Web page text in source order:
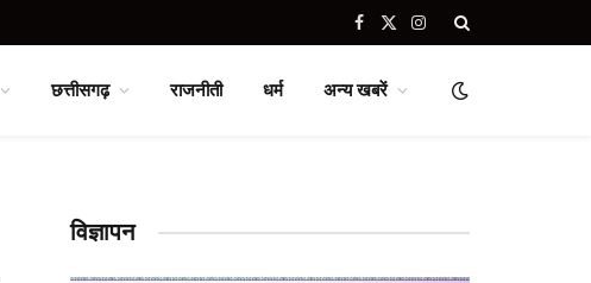
Facebook
X
Instagram
छत्तीसगढ़ राजनीती धर्म अन्य खबरें
विज्ञापन